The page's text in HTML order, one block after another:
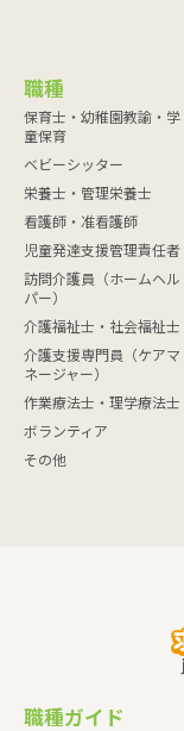
職種
保育士・幼稚園教諭・学
童保育
ベビーシッター
栄養士・管理栄養士
看護師・准看護師
児童発達支援管理責任者
訪問介護員（ホームヘル
パー）
介護福祉士・社会福祉士
介護支援専門員（ケアマ
ネージャー）
作業療法士・理学療法士
ボランティア
その他
職種ガイド